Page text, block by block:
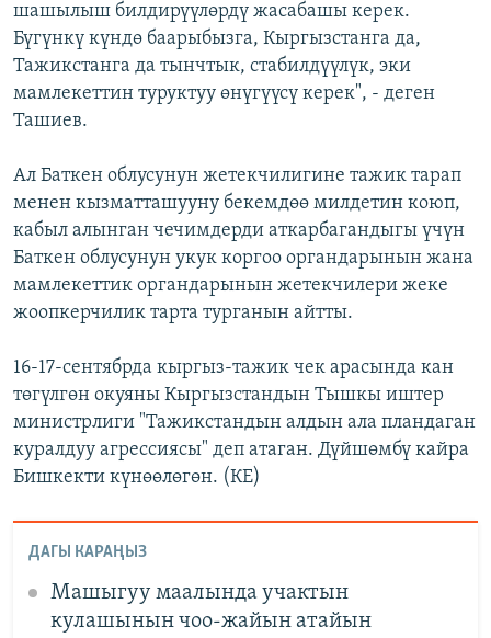
шашылыш билдирүүлөрдү жасабашы керек.
Бүгүнкү күндө баарыбызга, Кыргызстанга да,
Тажикстанга да тынчтык, стабилдүүлүк, эки
мамлекеттин туруктуу өнүгүүсү керек", - деген
Ташиев.
Ал Баткен облусунун жетекчилигине тажик тарап
менен кызматташууну бекемдөө милдетин коюп,
кабыл алынган чечимдерди аткарбагандыгы үчүн
Баткен облусунун укук коргоо органдарынын жана
мамлекеттик органдарынын жетекчилери жеке
жоопкерчилик тарта турганын айтты.
16-17-сентябрда кыргыз-тажик чек арасында кан
төгүлгөн окуяны Кыргызстандын Тышкы иштер
министрлиги "Тажикстандын алдын ала пландаган
куралдуу агрессиясы" деп атаган. Дүйшөмбү кайра
Бишкекти күнөөлөгөн. (КЕ)
ДАГЫ КАРАҢЫЗ
Машыгуу маалында учактын
кулашынын чоо-жайын атайын